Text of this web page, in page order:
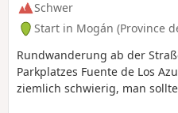
Dünen und die Umgebung.
Schwer
Start in Mogán (Province
Rundwanderung ab der
Parkplatzes Fuente de Los
ziemlich schwierig, man